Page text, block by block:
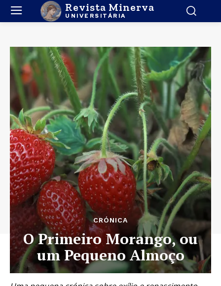
Revista Minerva
UNIVERSITÁRIA
CRÓNICA
O Primeiro Morango, ou
um Pequeno Almoço